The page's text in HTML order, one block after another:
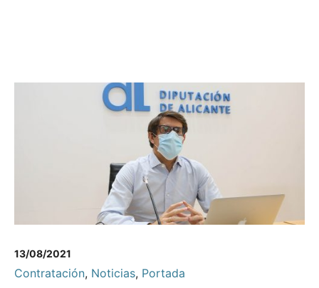
13/08/2021
Contratación, Noticias, Portada